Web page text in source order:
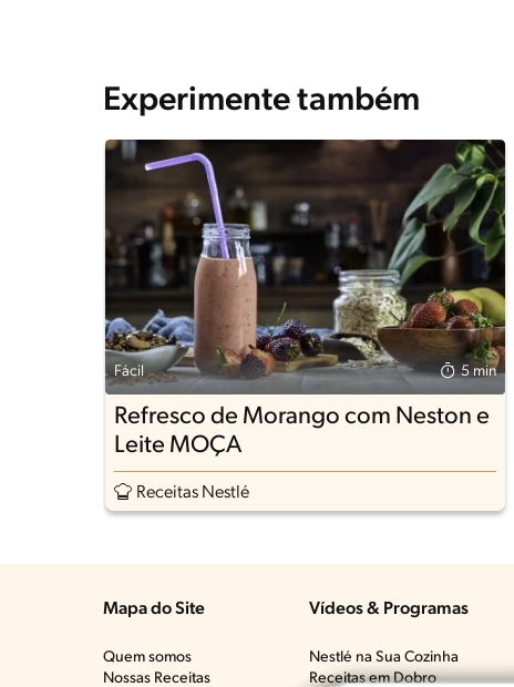
Experimente também
Fácil 5 min
Refresco de Morango com Neston e
Leite MOÇA
Receitas Nestlé
Mapa do Site
Quem somos
Nossas Receitas
Vídeos & Programas​
Nestlé na Sua Cozinha
Receitas em Dobro